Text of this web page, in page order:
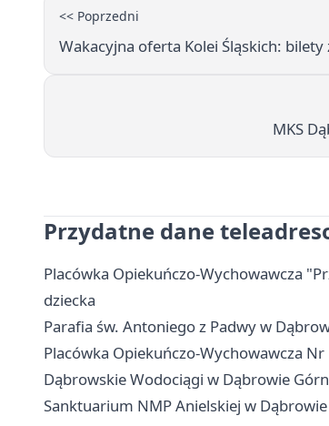
<< Poprzedni
Wakacyjna oferta Kolei Śląskich: bilety
MKS
Przydatne dane
Placówka Opiekuńczo-Wychowawcza
dziecka
Parafia św. Antoniego z Padwy w
Placówka Opiekuńczo-Wychowawcza
Dąbrowskie Wodociągi w Dąbrowie
Sanktuarium NMP Anielskiej w